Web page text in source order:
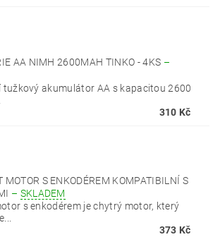
AA NIMH 2600MAH TINKO - 4KS –
tužkový akumulátor AA s kapacitou 2600
310 Kč
MOTOR S ENKODÉREM KOMPATIBILNÍ S
– SKLADEM
s enkodérem je chytrý motor, který
373 Kč